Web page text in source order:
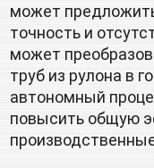
может
точность и
может
труб из рулона в
автономный
повысить общую